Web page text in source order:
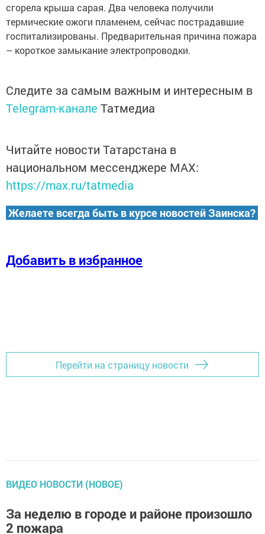
сгорела крыша сарая. Два человека получили
термические ожоги пламенем, сейчас пострадавшие
госпитализированы. Предварительная причина пожара
– короткое замыкание электропроводки.
Следите за самым важным и интересным в
Telegram-канале Татмедиа
Читайте новости Татарстана в
национальном мессенджере MАХ:
https://max.ru/tatmedia
Желаете всегда быть в курсе новостей Заинска?
Добавить в избранное
Перейти на страницу новости
ВИДЕО НОВОСТИ (НОВОЕ)
За неделю в городе и районе произошло
2 пожара